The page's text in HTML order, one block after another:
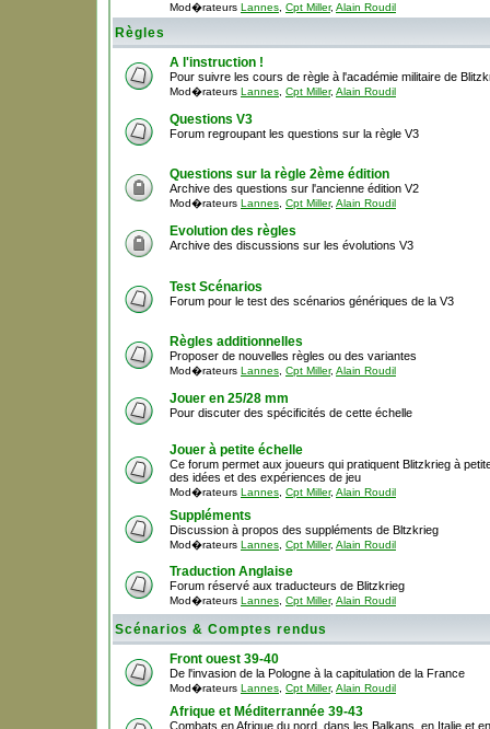
Mod�rateurs Lannes Cpt Miller, Alain Roudil
Règles
A l'instruction !
Pour suivre les cours de règle à l'académie militaire de
Mod�rateurs Lannes Cpt Miller, Alain Roudil
Questions V3
Forum regroupant les questions sur la règle V3
Questions sur la règle 2ème édition
Archive des questions sur l'ancienne édition V2
Mod�rateurs Lannes Cpt Miller, Alain Roudil
Evolution des règles
Archive des discussions sur les évolutions V3
Test Scénarios
Forum pour le test des scénarios génériques de la V3
Règles additionnelles
Proposer de nouvelles règles ou des variantes
Mod�rateurs Lannes Cpt Miller, Alain Roudil
Jouer en 25/28 mm
Pour discuter des spécificités de cette échelle
Jouer à petite échelle
Ce forum permet aux joueurs qui pratiquent Blitzkrieg à
des idées et des expériences de jeu
Mod�rateurs Lannes Cpt Miller, Alain Roudil
Suppléments
Discussion à propos des suppléments de Bltzkrieg
Mod�rateurs Lannes Cpt Miller, Alain Roudil
Traduction Anglaise
Forum réservé aux traducteurs de Blitzkrieg
Mod�rateurs Lannes Cpt Miller, Alain Roudil
Scénarios & Comptes rendus
Front ouest 39-40
De l'invasion de la Pologne à la capitulation de la France
Mod�rateurs Lannes Cpt Miller, Alain Roudil
Afrique et Méditerrannée 39-43
Combats en Afrique du nord, dans les Balkans, en Italie et